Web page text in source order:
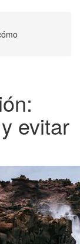
evitar